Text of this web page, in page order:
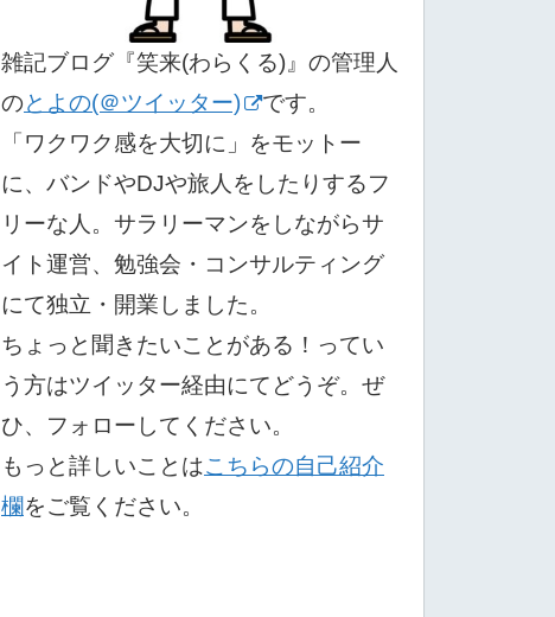
雑記ブログ『笑来(わらくる)』の管理人
のとよの(＠ツイッター)
です。
「ワクワク感を大切に」をモットー
に、バンドやDJや旅人をしたりするフ
リーな人。サラリーマンをしながらサ
イト運営、勉強会・コンサルティング
にて独立・開業しました。
ちょっと聞きたいことがある！ってい
う方はツイッター経由にてどうぞ。ぜ
ひ、フォローしてください。
もっと詳しいことはこちらの自己紹介
欄をご覧ください。